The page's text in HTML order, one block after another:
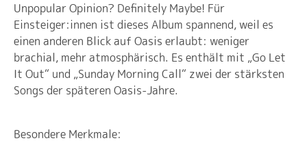
Unpopular Opinion? Definitely Maybe! Für
Einsteiger:innen ist dieses Album spannend, weil es
einen anderen Blick auf Oasis erlaubt: weniger
brachial, mehr atmosphärisch. Es enthält mit „Go Let
It Out“ und „Sunday Morning Call“ zwei der stärksten
Songs der späteren Oasis-Jahre.
Besondere Merkmale: